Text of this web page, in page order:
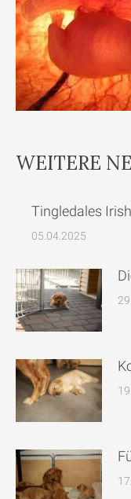
WEITERE
Tingledales
05.04.2025